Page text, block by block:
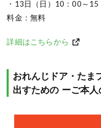
・13日（日）10：00～15
料金：無料
詳細はこちらから
おれんじドア・た
出すための ーご本